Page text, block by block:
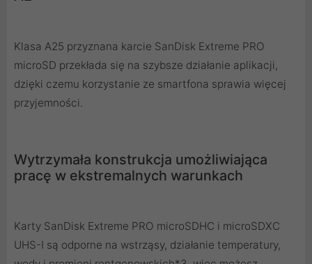
Klasa A25 przyznana karcie SanDisk Extreme PRO
microSD przekłada się na szybsze działanie aplikacji,
dzięki czemu korzystanie ze smartfona sprawia więcej
przyjemności.
Wytrzymała konstrukcja umożliwiająca
pracę w ekstremalnych warunkach
Karty SanDisk Extreme PRO microSDHC i microSDXC
UHS-I są odporne na wstrząsy, działanie temperatury,